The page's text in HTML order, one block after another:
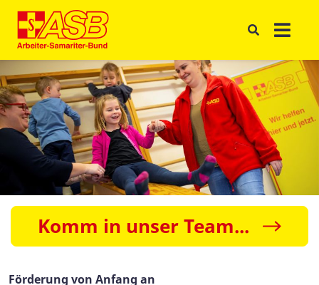
Komm in unser Team...
Förderung von Anfang an